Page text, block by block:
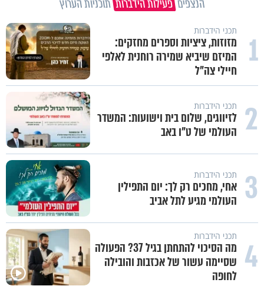
הנצפים פעילות הידברות תוכניות הערוץ
1 תכני הידברות
מזוזות, ציציות וספרים מחזקים:
המיזם שיביא שמירה רוחנית לאלפי
חיילי צה"ל
2 תכני הידברות
לזיווגים, שלום בית וישועות: המשדר
העולמי של ט"ו באב
3 תכני הידברות
אחי, מחכים רק לך: יום התפילין
העולמי מגיע לתל אביב
4 תכני הידברות
מה הסיכוי להתחתן בגיל 37? הפעולה
שסיימה עשור של אכזבות והובילה
לחופה